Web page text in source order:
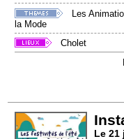
Les
la Mode
Cholet
Le 21